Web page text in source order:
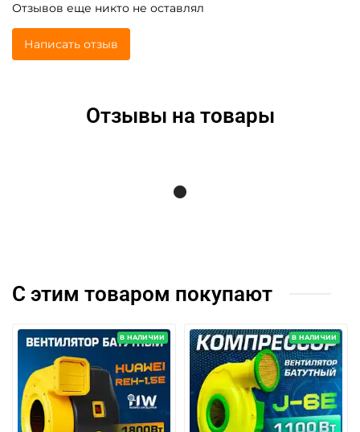
Отзывов еще никто не оставлял
Написать отзыв
Отзывы на товары
С этим товаром покупают
В НАЛИЧИИ В НАЛИЧИИ